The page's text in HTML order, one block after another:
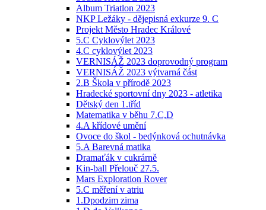
Album Triatlon 2023
NKP Ležáky - dějepisná exkurze 9. C
Projekt Město Hradec Králové
5.C Cyklovýlet 2023
4.C cyklovýlet 2023
VERNISÁŽ 2023 doprovodný program
VERNISÁŽ 2023 výtvarná část
2.B Škola v přírodě 2023
Hradecké sportovní dny 2023 - atletika
Dětský den 1.tříd
Matematika v běhu 7.C,D
4.A křídové umění
Ovoce do škol - bedýnková ochutnávka
5.A Barevná matika
Dramaťák v cukrárně
Kin-ball Přelouč 27.5.
Mars Exploration Rover
5.C měření v atriu
1.Dpodzim zima